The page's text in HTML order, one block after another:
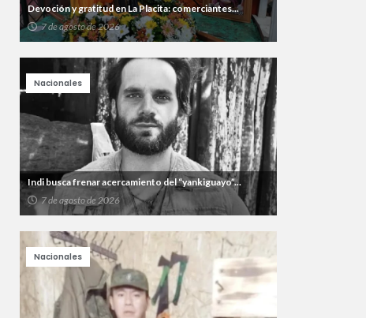
Devoción y gratitud en La Placita: comerciantes...
7 de agosto de 2026
Indi busca frenar acercamiento del “yankiguayo”...
7 de agosto de 2026
Nacionales
Nacionales